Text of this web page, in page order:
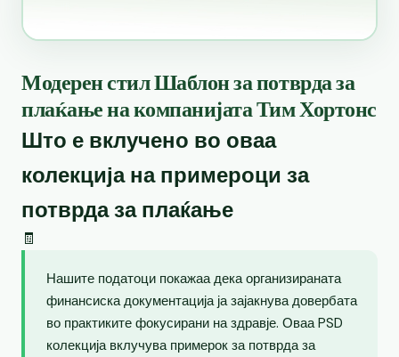
Модерен стил Шаблон за потврда за
плаќање на компанијата Тим Хортонс
Што е вклучено во оваа
колекција на примероци за
потврда за плаќање
🧾
Нашите податоци покажаа дека организираната
финансиска документација ја зајакнува довербата
во практиките фокусирани на здравје. Оваа PSD
колекција вклучува примерок за потврда за